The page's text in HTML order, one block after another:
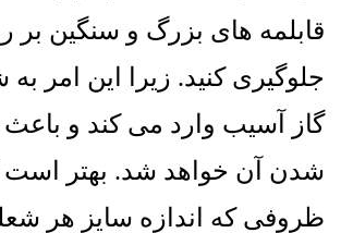
قابلمه های بزرگ و سنگین بر
جلوگیری کنید. زیرا این امر
گاز آسیب وارد می کند و
شدن آن خواهد شد. بهتر است
ظروفی که اندازه سایز هر